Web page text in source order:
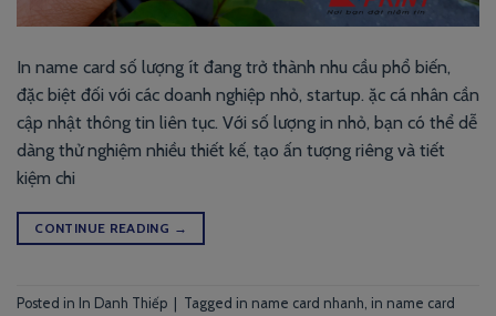
In name card số lượng ít đang trở thành nhu cầu phổ biến,
đặc biệt đối với các doanh nghiệp nhỏ, startup. ặc cá nhân cần
cập nhật thông tin liên tục. Với số lượng in nhỏ, bạn có thể dễ
dàng thử nghiệm nhiều thiết kế, tạo ấn tượng riêng và tiết
kiệm chi
CONTINUE READING →
Posted in In Danh Thiếp Tagged in name card nhanh, in name card